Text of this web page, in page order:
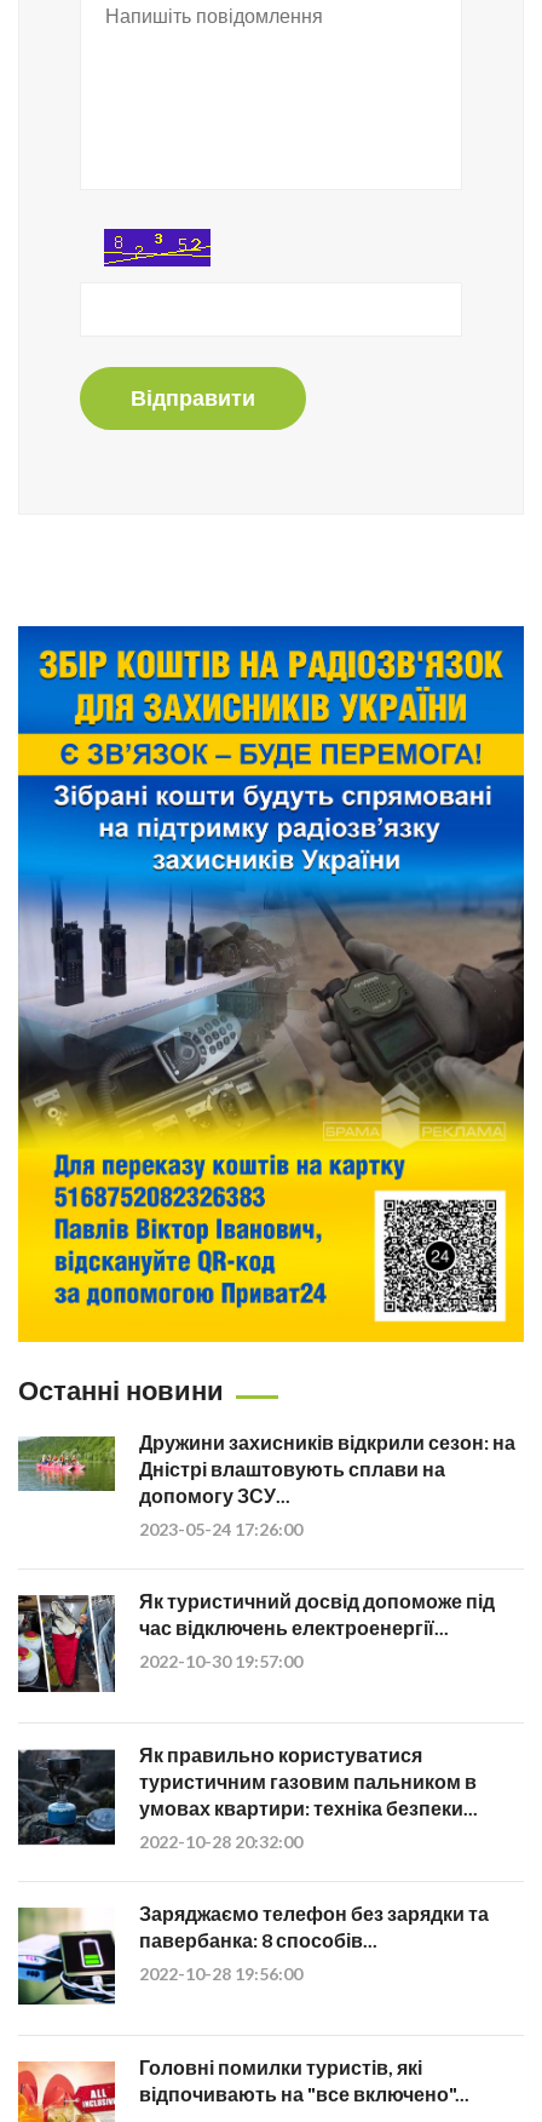
Відправити
Останні новини
Дружини захисників відкрили сезон: на
Дністрі влаштовують сплави на
допомогу ЗСУ...
2023-05-24 17:26:00
Як туристичний досвід допоможе під
час відключень електроенергії...
2022-10-30 19:57:00
Як правильно користуватися
туристичним газовим пальником в
умовах квартири: техніка безпеки...
2022-10-28 20:32:00
Заряджаємо телефон без зарядки та
павербанка: 8 способів...
2022-10-28 19:56:00
Головні помилки туристів, які
відпочивають на "все включено"...